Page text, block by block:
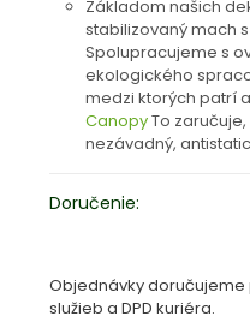
Základom našich
stabilizovaný mach
Spolupracujeme s
ekologického
medzi ktorých patrí
CanopyTo
nezávadný,
Doručenie:
Objednávky
služieb a DPD kuriéra.